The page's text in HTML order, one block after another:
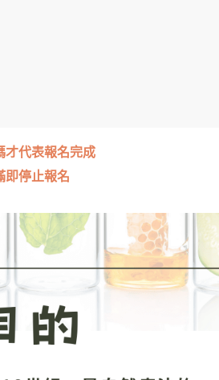
才代表報名完成
即停止報名